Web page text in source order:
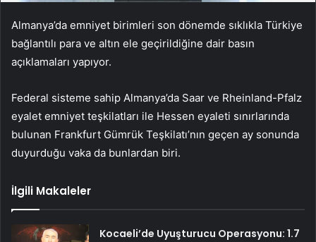
Almanya’da emniyet birimleri son dönemde sıklıkla Türkiye
bağlantılı para ve altın ele geçirildiğine dair basın
açıklamaları yapıyor.
Federal sisteme sahip Almanya’da Saar ve Rheinland-Pfalz
eyalet emniyet teşkilatları ile Hessen eyaleti sınırlarında
bulunan Frankfurt Gümrük Teşkilatı’nın geçen ay sonunda
duyurduğu vaka da bunlardan biri.
İlgili Makaleler
Kocaeli’de Uyuşturucu Operasyonu: 1.7